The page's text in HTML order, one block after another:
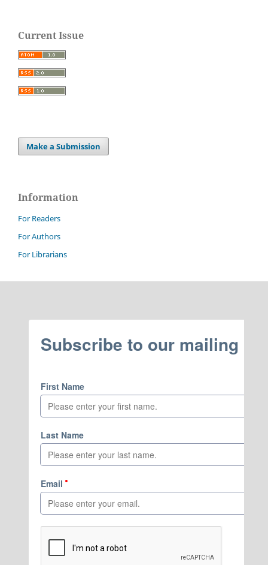
Current Issue
Make a Submission
Information
For Readers
For Authors
For Librarians